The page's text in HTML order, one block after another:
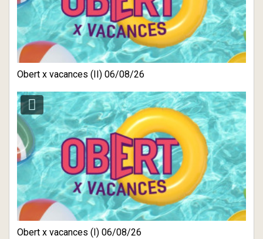
Obert x vacances (II) 06/08/26
Obert x vacances (I) 06/08/26